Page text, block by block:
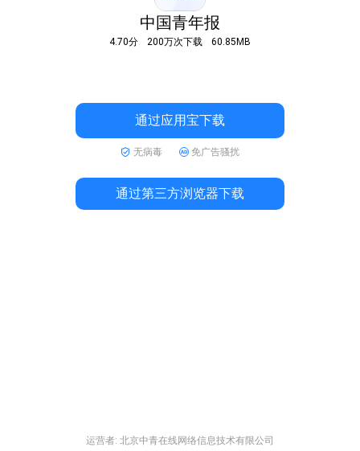
中国青年报
4.70分 200万次下载 60.85MB
通过应用宝下载
无病毒 免广告骚扰
通过第三方浏览器下载
运营者: 北京中青在线网络信息技术有限公司